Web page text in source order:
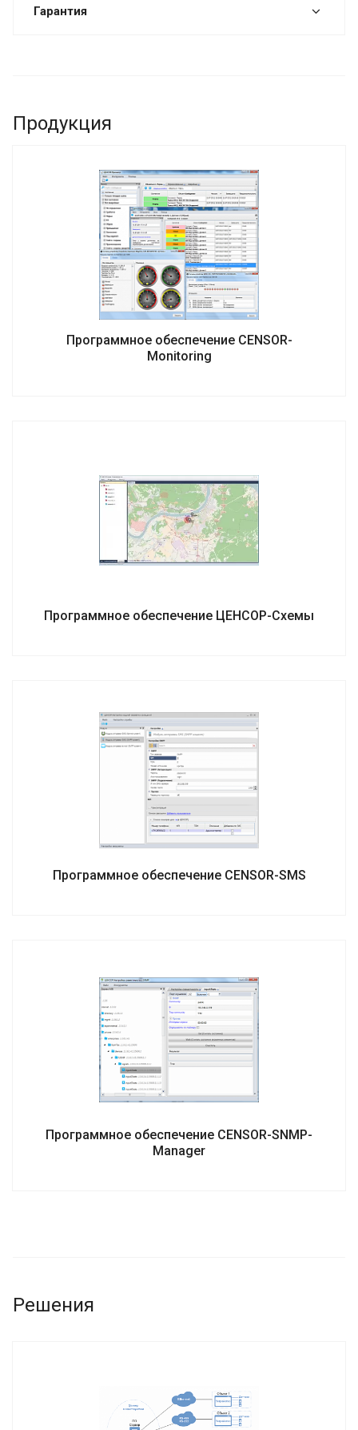
Гарантия
Продукция
Программное обеспечение CENSOR-
Monitoring
Программное обеспечение ЦЕНСОР-Схемы
Программное обеспечение CENSOR-SMS
Программное обеспечение CENSOR-SNMP-
Manager
Решения